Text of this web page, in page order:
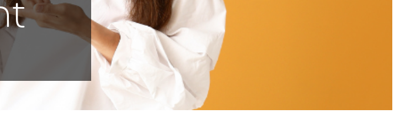
KRS: 0000803716
wpisana jako Krajowa Instytucja Płatnicza
do rejestru prowadzonego przez Komisję
Nadzoru Finansowego
pod numerem IP62/2024
Kredytodawca